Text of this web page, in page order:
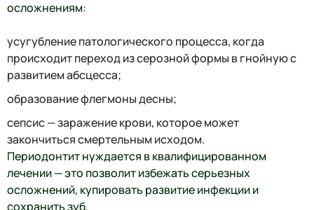
осложнениям:
усугубление патологического процесса, когда
происходит переход из серозной формы в гнойную с
развитием абсцесса;
образование флегмоны десны;
сепсис — заражение крови, которое может
закончиться смертельным исходом.
Периодонтит нуждается в квалифицированном
лечении — это позволит избежать серьезных
осложнений, купировать развитие инфекции и
сохранить зуб.